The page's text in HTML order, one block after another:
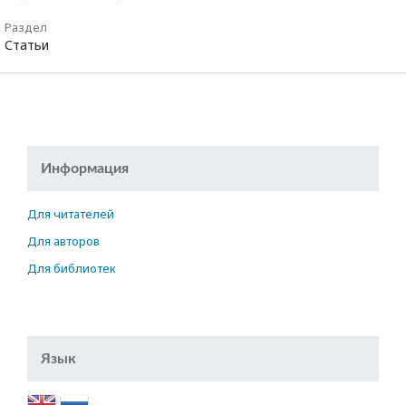
Раздел
Статьи
Информация
Для читателей
Для авторов
Для библиотек
Язык